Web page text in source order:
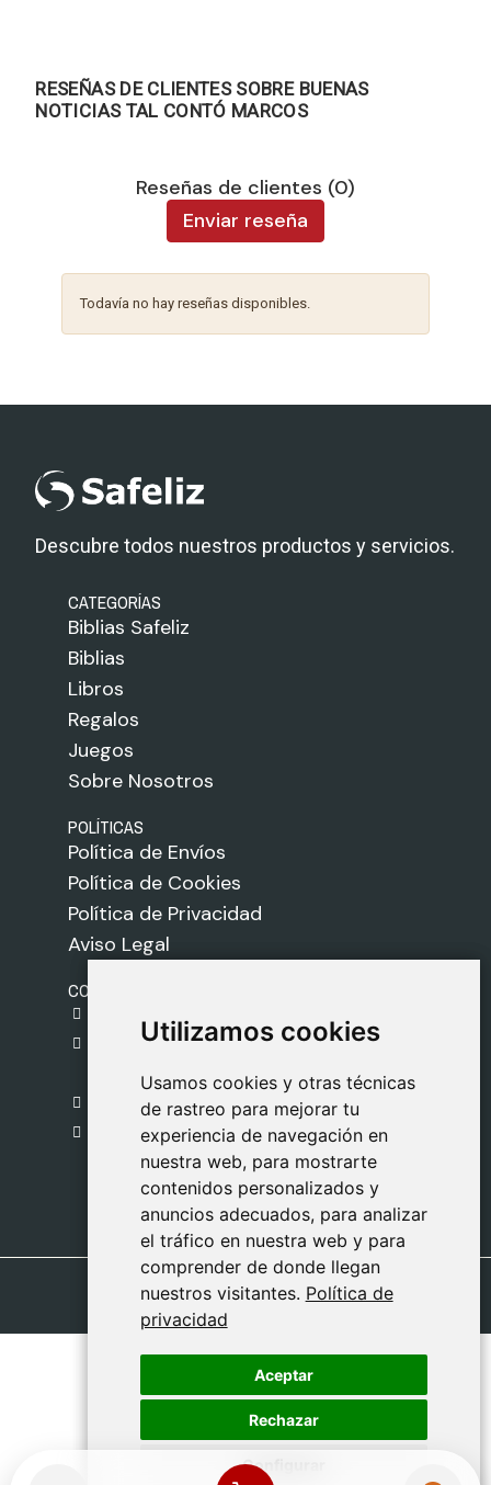
Utilizamos cookies
Usamos cookies y otras técnicas
de rastreo para mejorar tu
experiencia de navegación en
nuestra web, para mostrarte
contenidos personalizados y
anuncios adecuados, para analizar
el tráfico en nuestra web y para
comprender de donde llegan
nuestros visitantes. Política de
privacidad
Aceptar
Rechazar
Configurar
Utilizamos cookies
Usamos cookies y otras técnicas
de rastreo para mejorar tu
experiencia de navegación en
nuestra web, para mostrarte
contenidos personalizados y
anuncios adecuados, para analizar
el tráfico en nuestra web y para
comprender de donde llegan
nuestros visitantes. Política de
privacidad
Aceptar
Rechazar
Configurar
RESEÑAS DE CLIENTES SOBRE BUENAS
NOTICIAS TAL CONTÓ MARCOS
Reseñas de clientes (0)
Enviar reseña
Todavía no hay reseñas disponibles.
Descubre todos nuestros productos y servicios.
CATEGORÍAS
Biblias Safeliz
Biblias
Libros
Regalos
Juegos
Sobre Nosotros
POLÍTICAS
Política de Envíos
Política de Cookies
Política de Privacidad
Aviso Legal
CONTACTO
C. del Pradillo, 6, 28770 Colmenar Viejo,
Madrid
918 459 877
Lunes a Viernes
09:00 - 13:00